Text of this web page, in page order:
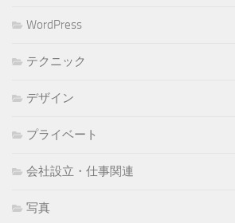
WordPress
テクニック
デザイン
プライベート
会社設立・仕事関連
写真